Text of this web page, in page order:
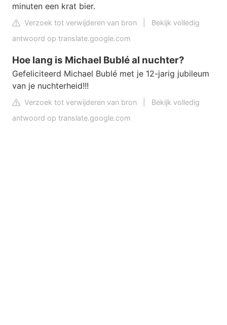
minuten een krat bier.
Verzoek tot verwijderen van bron
Bekijk volledig
antwoord op translate.google.com
Hoe lang is Michael Bublé al nuchter?
Gefeliciteerd Michael Bublé met je 12-jarig jubileum
van je nuchterheid!!!
Verzoek tot verwijderen van bron
Bekijk volledig
antwoord op translate.google.com